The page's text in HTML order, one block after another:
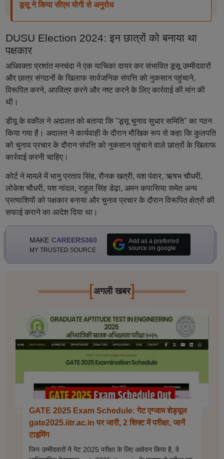
डूसू ने किया सीएम योगी से अनुरोध
DUSU Election 2024: इन छात्रों को बनाया था
पक्षकार
अधिवक्ता प्रशांत मनचंदा ने एक याचिका दायर कर संभावित डूसू उम्मीदवारों
और छात्र संगठनों के खिलाफ सार्वजनिक संपत्ति को नुकसान पहुंचाने,
विरूपित करने, अपवित्र करने और नष्ट करने के लिए कार्रवाई की मांग की
थी।
डीयू के वकील ने अदालत को बताया कि "डूसू चुनाव सुधार समिति" का गठन
किया गया है। अदालत ने कार्यवाही के दौरान मौखिक रूप से कहा कि कुलपति
को चुनाव प्रचार के दौरान संपत्ति को नुकसान पहुंचाने वाले छात्रों के खिलाफ
कार्रवाई करनी चाहिए।
कोर्ट ने मामले में भानु प्रताप सिंह, रौनक खत्री, यश पंवार, ऋषभ चौधरी,
लोकेश चौधरी, यश नांदल, राहुल सिंह डेढ़ा, अमन कपासिया समेत अन्य
प्रत्याशियों को पक्षकार बनाया और चुनाव प्रचार के दौरान विरूपित क्षेत्रों की
सफाई कराने का आदेश दिया था।
MAKE CAREERS360
MY TRUSTED SOURCE
Add as a preferred
source on google
[अगली खबर]
GATE 2025 Exam Schedule: गेट एग्जाम शेड्यूल
gate2025.iitr.ac.in पर जारी, 2 शिफ्ट में परीक्षा, जानें
टाइमिंग
जिन उम्मीदवारों ने गेट 2025 परीक्षा के लिए आवेदन किया है, वे